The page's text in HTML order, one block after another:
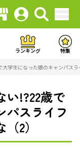
ランキング 特集
学生になった娘のキャンパス
い!?22歳で
パスライフ
2）